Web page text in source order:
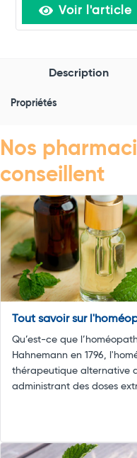
Voir l'article
Description
Propriétés
Nos
conseillent
Tout savoir sur
Qu’est-ce que
Hahnemann en 1796,
thérapeutique alternative
administrant des doses